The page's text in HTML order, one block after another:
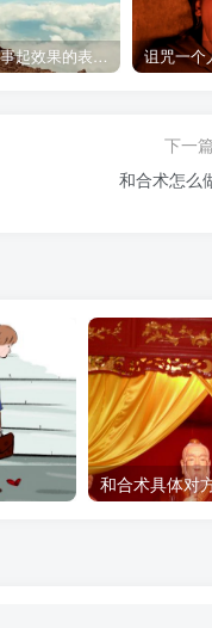
下一篇
和合术怎么
和合术具体对